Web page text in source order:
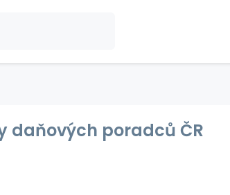
daňových poradců ČR